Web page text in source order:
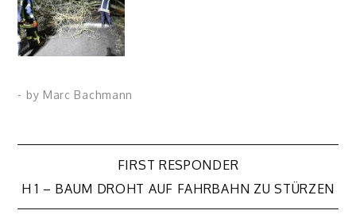
- by Marc Bachmann
Beitragsnavigation
FIRST RESPONDER
H 1 – BAUM DROHT AUF FAHRBAHN ZU STÜRZEN